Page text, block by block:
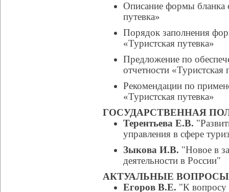
Описание формы бланка
путевка»
Порядок заполнения
«Туристская путевка»
Предложение по
отчетности «Туристская
Рекомендации по
«Туристская путевка»
ГОСУДАРСТВЕННАЯ
Терентьева Е.В.
управления в сфере
Зыкова И.В. "Новое в
деятельности в России"
АКТУАЛЬНЫЕ
Егоров В.Е. "К вопросу